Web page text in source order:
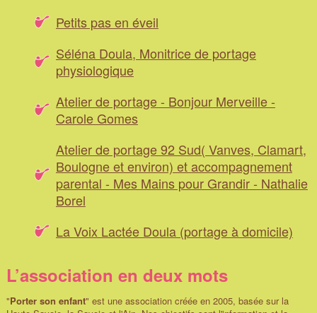
Petits pas en éveil
Séléna Doula, Monitrice de portage
physiologique
Atelier de portage - Bonjour Merveille -
Carole Gomes
Atelier de portage 92 Sud( Vanves, Clamart,
Boulogne et environ) et accompagnement
parental - Mes Mains pour Grandir - Nathalie
Borel
La Voix Lactée Doula (portage à domicile)
L’association en deux mots
"Porter son enfant" est une association créée en 2005, basée sur la